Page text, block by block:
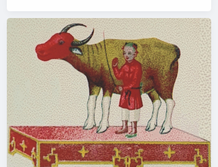
THẦN
THẦN
MANG
THẦN
CÂU
LONG